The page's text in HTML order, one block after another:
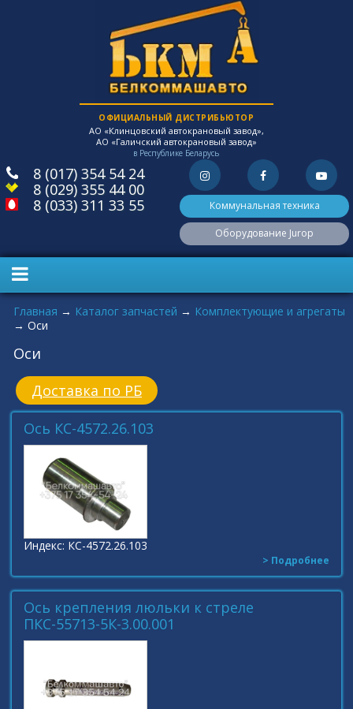
ОФИЦИАЛЬНЫЙ ДИСТРИБЬЮТОР
АО «Клинцовский автокрановый завод»,
АО «Галичский автокрановый завод»
в Республике Беларусь
8 (017) 354 54 24
8 (029) 355 44 00
8 (033) 311 33 55
Коммунальная техника
Оборудование Jurop
Вы здесь
Главная → Каталог запчастей → Комплектующие и агрегаты
→ Оси
Оси
Доставка по РБ
Ось КС-4572.26.103
Индекс: КС-4572.26.103
> Подробнее
Ось крепления люльки к стреле
ПКС-55713-5К-3.00.001